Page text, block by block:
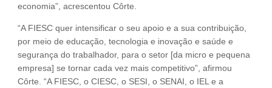
economia”, acrescentou Côrte.
“A FIESC quer intensificar o seu apoio e a sua contribuição,
por meio de educação, tecnologia e inovação e saúde e
segurança do trabalhador, para o setor [da micro e pequena
empresa] se tornar cada vez mais competitivo”, afirmou
Côrte. “A FIESC, o CIESC, o SESI, o SENAI, o IEL e a